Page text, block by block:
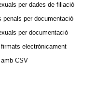
per dades de filiació
penals per documentació
per documentació
electrònicament
CSV